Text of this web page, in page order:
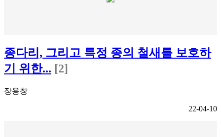
종다리, 그리고 특정 종의 철새를 보호하
기 위한... [2]
장용창
22-04-10